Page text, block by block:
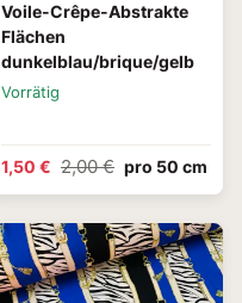
Voile-Crêpe-Abstrakte
Flächen
dunkelblau/brique/gelb
Vorrätig
1,50 € 2,00 € pro 50 cm